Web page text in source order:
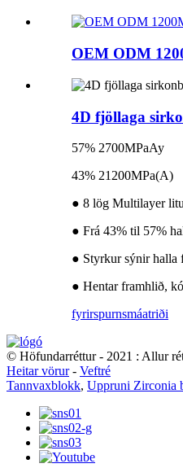
OEM ODM
4D fjöllaga
57% 2700MPaAy
43% 21200MPa(A)
● 8 lög Multilayer
● Frá 43% til 57%
● Styrkur sýnir halla
● Hentar framhlið,
fyrirspurnsmáatriði
© Höfundarréttur - 2021 : Allur
Heitar vörur- Veftré
Tannvaxblokk, Uppruni Zirconia